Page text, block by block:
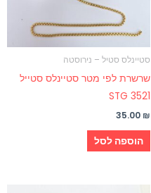
סטיינלס סטיל – נירוסטה
שרשרת לפי מטר סטיינלס סטייל
STG 3521
35.00 ₪
הוספה לסל